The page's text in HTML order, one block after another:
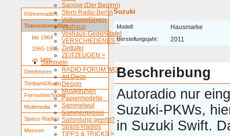
Sacrow (Der Beginn)
Stern Radio Berlin
Volksempfänger
Voxhaus
Voxhaus-Gedenktafel
VERSCHIEDENES >
Zeittafel
ZEITZEUGEN >
Sammeln
RADIO-FORUM WGF
Art Deco
Design
Musiktruhen
Papiermodelle
Sammelwut
Sammlerpreise
Sammlung geerbt?
Spass-Radios
TIPPS & TRICKS >
Röhrenradios
Transistorradios
bis 1964
1965-1985
ab 1986
Detektoren
Tonband/Audio
Fernseher/Video
Multimedia
Spass-Radios
Messen
Suzuki
Modell: Hausmarke
Herstellungsjahr: 2011
Beschreibung
Autoradio nur
Suzuki-PKWs,
in Suzuki Swift.